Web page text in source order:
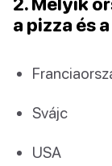
a pizza és
Svájc
USA